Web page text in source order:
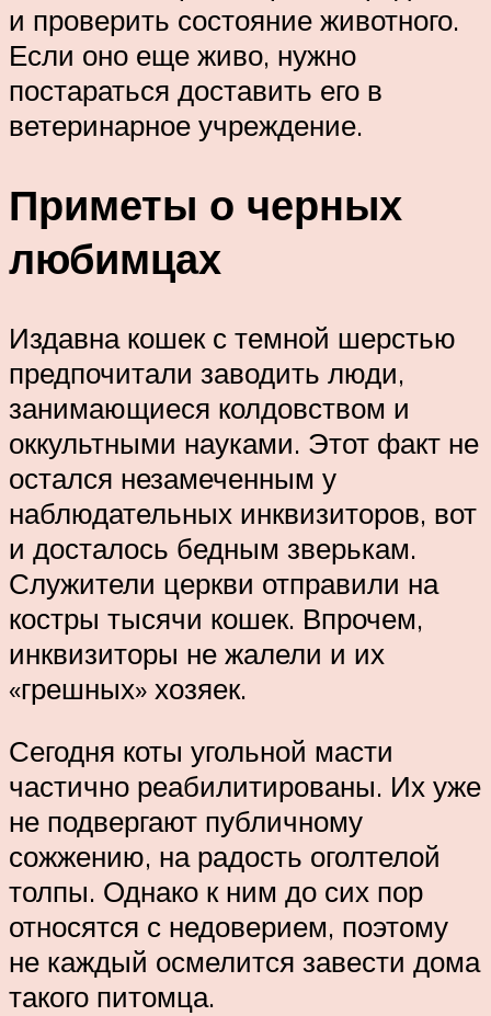
и проверить состояние животного.
Если оно еще живо, нужно
постараться доставить его в
ветеринарное учреждение.
Приметы о черных
любимцах
Издавна кошек с темной шерстью
предпочитали заводить люди,
занимающиеся колдовством и
оккультными науками. Этот факт не
остался незамеченным у
наблюдательных инквизиторов, вот
и досталось бедным зверькам.
Служители церкви отправили на
костры тысячи кошек. Впрочем,
инквизиторы не жалели и их
«грешных» хозяек.
Сегодня коты угольной масти
частично реабилитированы. Их уже
не подвергают публичному
сожжению, на радость оголтелой
толпы. Однако к ним до сих пор
относятся с недоверием, поэтому
не каждый осмелится завести дома
такого питомца.